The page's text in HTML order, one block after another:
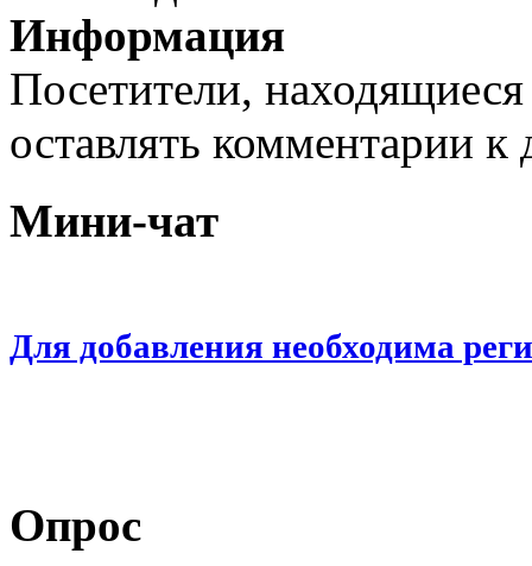
Информация
Посетители,
оставлять комментарии
Мини-чат
Для добавления необходима
Опрос